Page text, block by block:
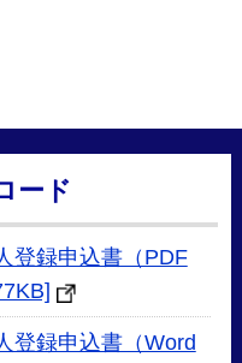
ード
登録申込書（PDF
登録申込書（Word